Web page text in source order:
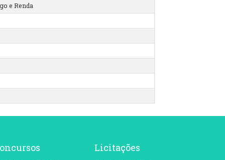
e Renda
Licitações